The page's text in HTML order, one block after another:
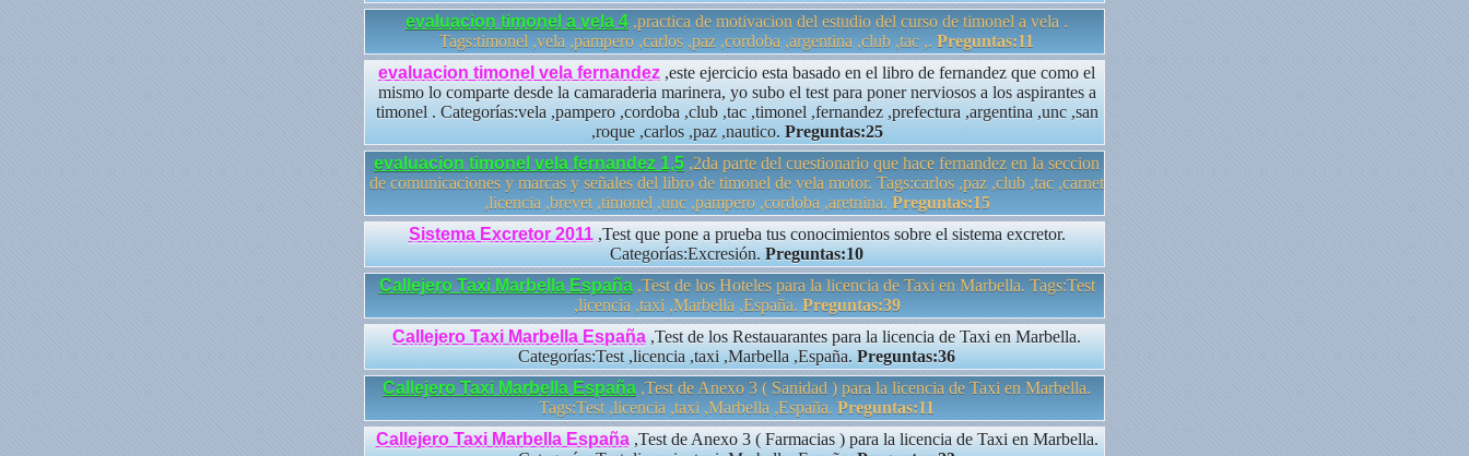
evaluacion timonel a vela 4 ,practica de motivacion del estudio del curso de timonel a vela .
Tags:timonel ,vela ,pampero ,carlos ,paz ,cordoba ,argentina ,club ,tac ,. Preguntas:11
evaluacion timonel vela fernandez ,este ejercicio esta basado en el libro de fernandez que como el
mismo lo comparte desde la camaraderia marinera, yo subo el test para poner nerviosos a los aspirantes a
timonel . Categorías:vela ,pampero ,cordoba ,club ,tac ,timonel ,fernandez ,prefectura ,argentina ,unc ,san
,roque ,carlos ,paz ,nautico. Preguntas:25
evaluacion timonel vela fernandez 1,5 ,2da parte del cuestionario que hace fernandez en la seccion
de comunicaciones y marcas y señales del libro de timonel de vela motor. Tags:carlos ,paz ,club ,tac ,carnet
,licencia ,brevet ,timonel ,unc ,pampero ,cordoba ,aretnina. Preguntas:15
Sistema Excretor 2011,Test que pone a prueba tus conocimientos sobre el sistema excretor.
Categorías:Excresión. Preguntas:10
Callejero Taxi Marbella España,Test de los Hoteles para la licencia de Taxi en Marbella. Tags:Test
,licencia ,taxi ,Marbella ,España. Preguntas:39
Callejero Taxi Marbella España ,Test de los Restauarantes para la licencia de Taxi en Marbella.
Categorías:Test ,licencia ,taxi ,Marbella ,España.Preguntas:36
Callejero Taxi Marbella España ,Test de Anexo 3 ( Sanidad ) para la licencia de Taxi en Marbella.
Tags:Test ,licencia ,taxi ,Marbella ,España. Preguntas:11
Callejero Taxi Marbella España,Test de Anexo 3 ( Farmacias ) para la licencia de Taxi en Marbella.